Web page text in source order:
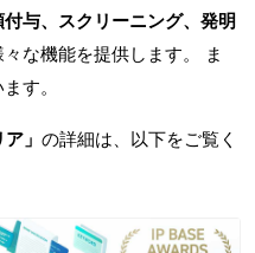
与、スクリーニング、発明
な機能を提供します。 ま
す。
」 の詳細は、以下をご覧く